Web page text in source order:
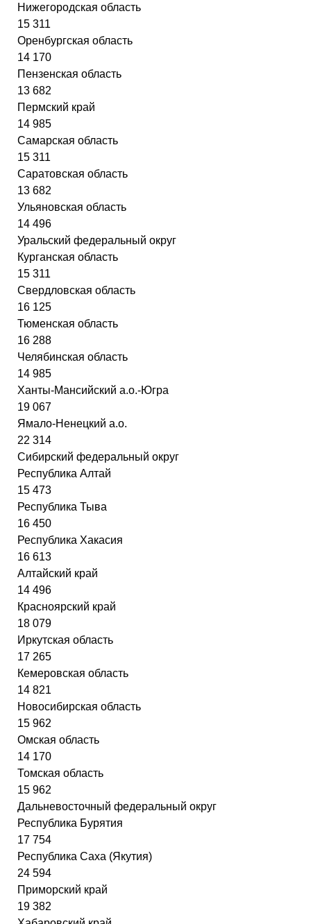
Нижегородская область
15 311
Оренбургская область
14 170
Пензенская область
13 682
Пермский край
14 985
Самарская область
15 311
Саратовская область
13 682
Ульяновская область
14 496
Уральский федеральный округ
Курганская область
15 311
Свердловская область
16 125
Тюменская область
16 288
Челябинская область
14 985
Ханты-Мансийский а.о.-Югра
19 067
Ямало-Ненецкий а.о.
22 314
Сибирский федеральный округ
Республика Алтай
15 473
Республика Тыва
16 450
Республика Хакасия
16 613
Алтайский край
14 496
Красноярский край
18 079
Иркутская область
17 265
Кемеровская область
14 821
Новосибирская область
15 962
Омская область
14 170
Томская область
15 962
Дальневосточный федеральный округ
Республика Бурятия
17 754
Республика Саха (Якутия)
24 594
Приморский край
19 382